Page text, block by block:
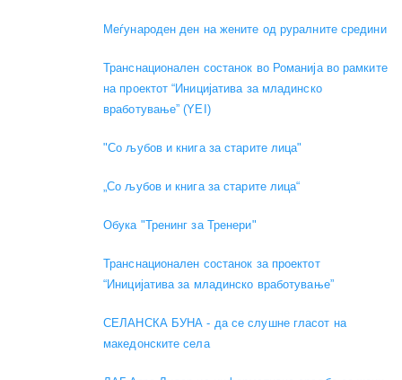
Меѓународен ден на жените од руралните средини
Транснационален состанок во Романија во рамките
на проектот “Иницијатива за младинско
вработување” (YEI)
"Со љубов и книга за старите лица"
„Со љубов и книга за старите лица“
Обука "Тренинг за Тренери"
Транснационален состанок за проектот
“Иницијатива за младинско вработување”
СЕЛАНСКА БУНА - да се слушне гласот на
македонските села